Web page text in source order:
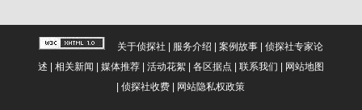
关于侦探社 | 服务介绍 | 案例故事| 侦探社专家论
述 | 相关新闻 | 媒体推荐| 活动花絮| 各区据点 | 联系我们 | 网站地图
|侦探社收费 | 网站隐私权政策